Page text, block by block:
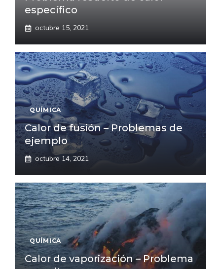
específico
octubre 15, 2021
QUÍMICA
Calor de fusión – Problemas de
ejemplo
octubre 14, 2021
QUÍMICA
Calor de vaporización – Problema